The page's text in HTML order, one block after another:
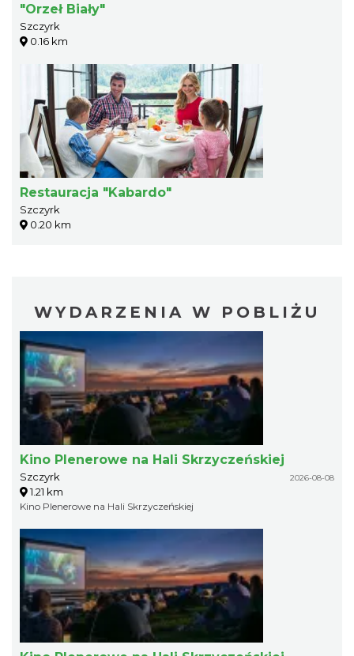
"Orzeł Biały"
Szczyrk
0.16 km
Restauracja "Kabardo"
Szczyrk
0.20 km
WYDARZENIA W POBLIŻU
Kino Plenerowe na Hali Skrzyczeńskiej
Szczyrk 2026-08-08
1.21 km
Kino Plenerowe na Hali Skrzyczeńskiej